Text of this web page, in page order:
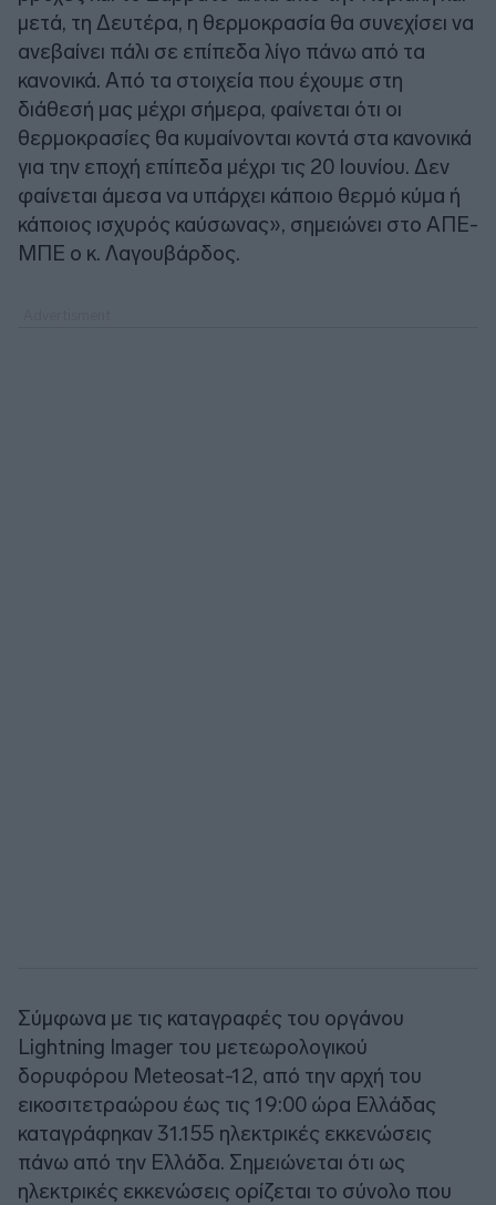
μετά, τη Δευτέρα, η θερμοκρασία θα συνεχίσει να
ανεβαίνει πάλι σε επίπεδα λίγο πάνω από τα
κανονικά. Από τα στοιχεία που έχουμε στη
διάθεσή μας μέχρι σήμερα, φαίνεται ότι οι
θερμοκρασίες θα κυμαίνονται κοντά στα κανονικά
για την εποχή επίπεδα μέχρι τις 20 Ιουνίου. Δεν
φαίνεται άμεσα να υπάρχει κάποιο θερμό κύμα ή
κάποιος ισχυρός καύσωνας», σημειώνει στο ΑΠΕ-
ΜΠΕ ο κ. Λαγουβάρδος.
Σύμφωνα με τις καταγραφές του οργάνου
Lightning Imager του μετεωρολογικού
δορυφόρου Meteosat-12, από την αρχή του
εικοσιτετραώρου έως τις 19:00 ώρα Ελλάδας
καταγράφηκαν 31.155 ηλεκτρικές εκκενώσεις
πάνω από την Ελλάδα. Σημειώνεται ότι ως
ηλεκτρικές εκκενώσεις ορίζεται το σύνολο που